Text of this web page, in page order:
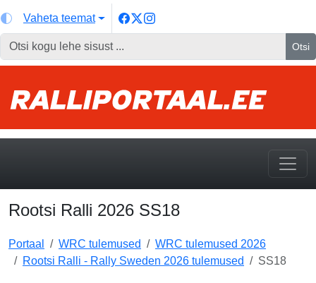
Vaheta teemat
Otsi
Rootsi Ralli 2026 SS18
Portaal WRC tulemused
WRC tulemused 2026
Rootsi Ralli - Rally Sweden 2026 tulemused
SS18